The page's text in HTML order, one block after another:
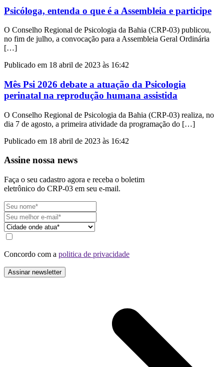
Psicóloga, entenda o que é a Assembleia e participe
O Conselho Regional de Psicologia da Bahia (CRP-03) publicou,
no fim de julho, a convocação para a Assembleia Geral Ordinária
[…]
Publicado em 18 abril de 2023 às 16:42
Mês Psi 2026 debate a atuação da Psicologia
perinatal na reprodução humana assistida
O Conselho Regional de Psicologia da Bahia (CRP-03) realiza, no
dia 7 de agosto, a primeira atividade da programação do […]
Publicado em 18 abril de 2023 às 16:42
Assine nossa news
Faça o seu cadastro agora e receba o boletim
eletrônico do CRP-03 em seu e-mail.
Concordo com a politica de privacidade